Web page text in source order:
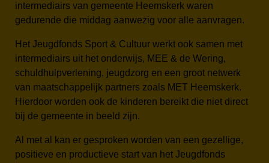
intermediairs van gemeente Heemskerk waren
gedurende die middag aanwezig voor alle aanvragen.
Het Jeugdfonds Sport & Cultuur werkt ook samen met
intermediairs uit het onderwijs, MEE & de Wering,
schuldhulpverlening, jeugdzorg en een groot netwerk
van maatschappelijk partners zoals MET Heemskerk.
Hierdoor worden ook de kinderen bereikt die niet direct
bij de gemeente in beeld zijn.
Al met al kan er gesproken worden van een gezellige,
positieve en productieve start van het Jeugdfonds